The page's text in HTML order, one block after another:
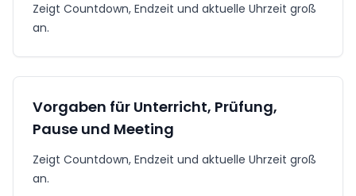
Zeigt Countdown, Endzeit und aktuelle Uhrzeit groß
an.
Vorgaben für Unterricht, Prüfung,
Pause und Meeting
Zeigt Countdown, Endzeit und aktuelle Uhrzeit groß
an.